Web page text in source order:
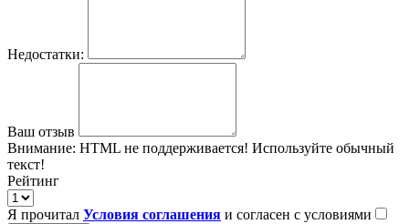
Недостатки:
Ваш отзыв
Внимание: HTML не поддерживается! Используйте обычный
текст!
Рейтинг
Я прочитал Условия соглашения и согласен с условиями